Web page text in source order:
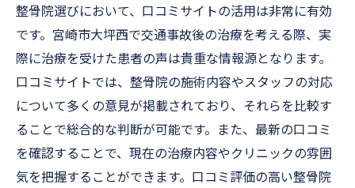
整骨院選びにおいて、口コミサイトの活用は非常に有効
です。宮崎市大坪西で交通事故後の治療を考える際、実
際に治療を受けた患者の声は貴重な情報源となります。
口コミサイトでは、整骨院の施術内容やスタッフの対応
について多くの意見が掲載されており、それらを比較す
ることで総合的な判断が可能です。また、最新の口コミ
を確認することで、現在の治療内容やクリニックの雰囲
気を把握することができます。口コミ評価の高い整骨院